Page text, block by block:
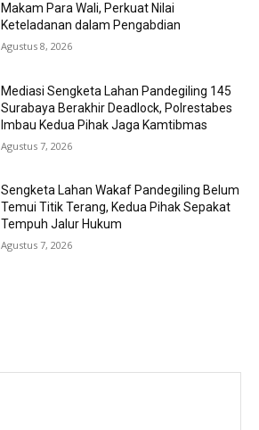
Makam Para Wali, Perkuat Nilai
Keteladanan dalam Pengabdian
Agustus 8, 2026
Mediasi Sengketa Lahan Pandegiling 145
Surabaya Berakhir Deadlock, Polrestabes
Imbau Kedua Pihak Jaga Kamtibmas
Agustus 7, 2026
Sengketa Lahan Wakaf Pandegiling Belum
Temui Titik Terang, Kedua Pihak Sepakat
Tempuh Jalur Hukum
Agustus 7, 2026